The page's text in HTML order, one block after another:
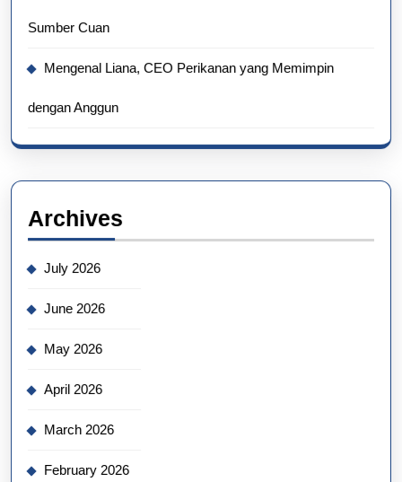
Sumber Cuan
Mengenal Liana, CEO Perikanan yang Memimpin
dengan Anggun
Archives
July 2026
June 2026
May 2026
April 2026
March 2026
February 2026